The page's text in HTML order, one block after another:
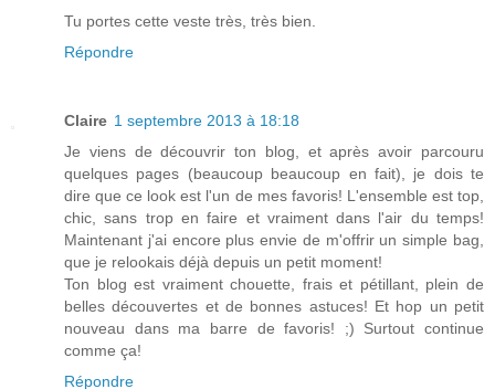
Tu portes cette veste très, très bien.
Répondre
Claire 1 septembre 2013 à 18:18
Je viens de découvrir ton blog, et après avoir parcouru
quelques pages (beaucoup beaucoup en fait), je dois te
dire que ce look est l'un de mes favoris! L'ensemble est top,
chic, sans trop en faire et vraiment dans l'air du temps!
Maintenant j'ai encore plus envie de m'offrir un simple bag,
que je relookais déjà depuis un petit moment!
Ton blog est vraiment chouette, frais et pétillant, plein de
belles découvertes et de bonnes astuces! Et hop un petit
nouveau dans ma barre de favoris! ;) Surtout continue
comme ça!
Répondre